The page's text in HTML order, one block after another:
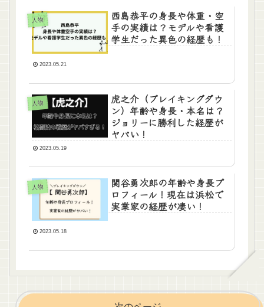
人物
西島恭平の身長や体重・空
手の実績は？モデルや看護
学生だった異色の経歴も！
2023.05.21
人物
虎之介（ブレイキングダウ
ン）年齢や身長・本名は？
ジョリーに勝利した経歴が
ヤバい！
2023.05.19
人物
関谷勇次郎の年齢や身長プ
ロフィール！現在は浜松で
実業家の経歴が凄い！
2023.05.18